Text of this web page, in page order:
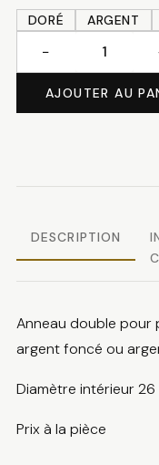
DORÉ
ARGENT
Anneau
−
AJOUTER AU
DESCRIPTION
Anneau double pour
argent foncé ou
Diamètre intérieur 26
Prix à la pièce